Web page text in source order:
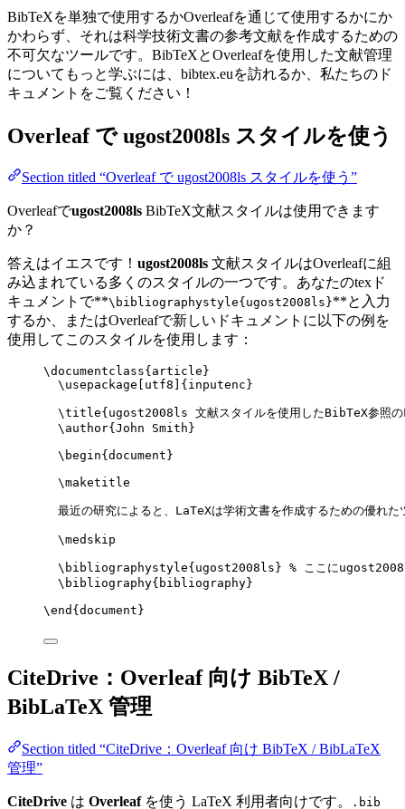
BibTeXを単独で使用するかOverleafを通じて使用するかにか
かわらず、それは科学技術文書の参考文献を作成するための
不可欠なツールです。BibTeXとOverleafを使用した文献管理
についてもっと学ぶには、bibtex.euを訪れるか、私たちのド
キュメントをご覧ください！
Overleaf でugost2008ls スタイルを使う
Section titled “Overleaf で ugost2008ls スタイルを使う”
Overleafでugost2008ls BibTeX文献スタイルは使用できます
か？
答えはイエスです！ ugost2008ls 文献スタイルはOverleafに組
み込まれている多くのスタイルの一つです。あなたのtexド
キュメントで**\bibliographystyle{ugost2008ls}**と入力
するか、またはOverleafで新しいドキュメントに以下の例を
使用してこのスタイルを使用します：
\documentclass{ article }
\usepackage
utf8 ]{ inputenc }
\title{ugost2008ls 文献スタイルを使用したBibTeX参照
\author{John Smith}
\begin{ document }
\maketitle
最近の研究によると、LaTeXは学術文書を作成するための優れ
\medskip
\bibliographystyle{ugost2008ls} % ここに
\bibliography{bibliography}
\end { document }
CiteDrive：Overleaf 向け BibTeX /
BibLaTeX 管理
Section titled “CiteDrive：Overleaf 向け BibTeX / BibLaTeX
管理”
CiteDrive は Overleafを使う LaTeX 利用者向けです。 .bib